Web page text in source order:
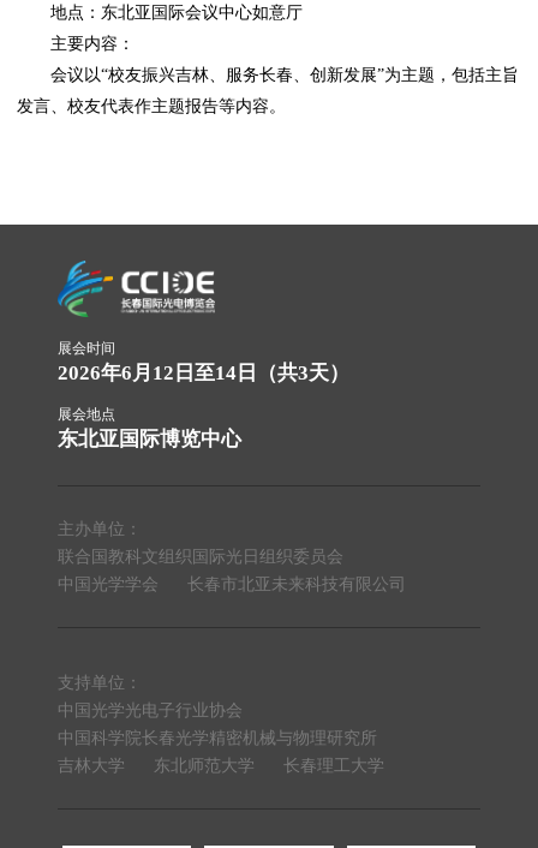
地点：东北亚国际会议中心如意厅
主要内容：
会议以“校友振兴吉林、服务长春、创新发展”为主题，包括主旨
发言、校友代表作主题报告等内容。
展会时间
2026年6月12日至14日（共3天）
展会地点
东北亚国际博览中心
主办单位：
联合国教科文组织国际光日组织委员会
中国光学学会
长春市北亚未来科技有限公司
支持单位：
中国光学光电子行业协会
中国科学院长春光学精密机械与物理研究所
吉林大学
东北师范大学 长春理工大学